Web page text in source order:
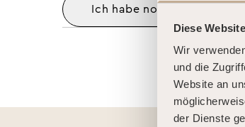
Diese
Wir
und die
Website an
der Dienste
Ich habe noch kein Konto